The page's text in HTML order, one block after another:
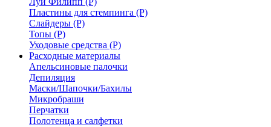
Пластины для стемпинга (Р)
Слайдеры (Р)
Топы (Р)
Уходовые средства (Р)
Расходные материалы
Апельсиновые палочки
Депиляция
Маски/Шапочки/Бахилы
Микробраши
Перчатки
Полотенца и салфетки